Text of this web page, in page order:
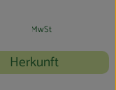
7% MwSt
Herkunft